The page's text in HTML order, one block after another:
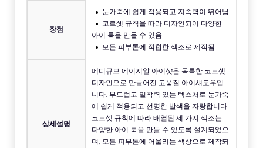
장점
눈가죽에 쉽게 적용되고 지속력이 뛰어남
코르셋 규칙을 따라 디자인되어 다양한
아이 룩을 만들 수 있음
모든 피부톤에 적합한 색조로 제작됨
상세설명
메디큐브 에이지알 아이샷은 독특한 코르셋
디자인으로 만들어진 고품질 아이섀도우입
니다. 부드럽고 밀착력 있는 텍스처로 눈가죽
에 쉽게 적용되고 선명한 발색을 자랑합니다.
코르셋 규칙에 따라 배열된 세 가지 색조는
다양한 아이 룩을 만들 수 있도록 설계되었으
며, 모든 피부톤에 어울리는 색상으로 제작되